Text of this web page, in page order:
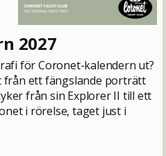
2027
för Coronet-kalendern ut?
från ett fängslande porträtt
från sin Explorer II till ett
i rörelse, taget just i